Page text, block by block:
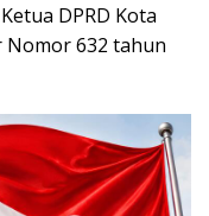
DPRD Kota
Nomor 632 tahun